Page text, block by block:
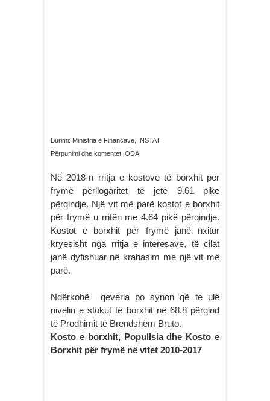
Burimi: Ministria e Financave, INSTAT
Përpunimi dhe komentet: ODA
Në 2018-n rritja e kostove të borxhit për
frymë përllogaritet të jetë 9.61 pikë
përqindje. Një vit më parë kostot e borxhit
për frymë u rritën me 4.64 pikë përqindje.
Kostot e borxhit për frymë janë nxitur
kryesisht nga rritja e interesave, të cilat
janë dyfishuar në krahasim me një vit më
parë.
Ndërkohë qeveria po synon që të ulë
nivelin e stokut të borxhit në 68.8 përqind
të Prodhimit të Brendshëm Bruto.
Kosto e borxhit, Popullsia dhe Kosto e
Borxhit për frymë në vitet 2010-2017